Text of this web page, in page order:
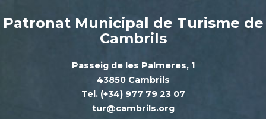
Patronat Municipal de Turisme de
Cambrils
Passeig de les Palmeres, 1
43850 Cambrils
Tel. (+34) 977 79 23 07
tur@cambrils.org